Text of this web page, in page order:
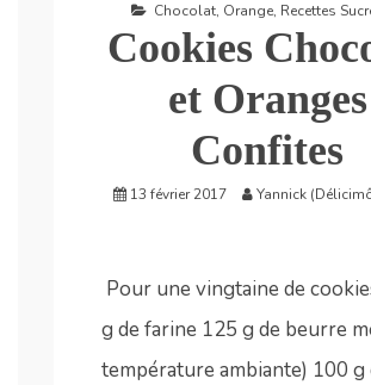
Chocolat, Orange, Recettes
Cookies
et Oranges
Confites
13 février 2017 Yannick
Pour une vingtaine de
g de farine 125 g de beurre
température ambiante) 100 g